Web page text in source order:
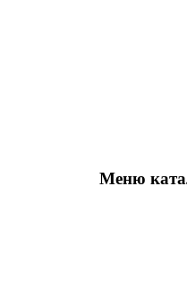
Меню